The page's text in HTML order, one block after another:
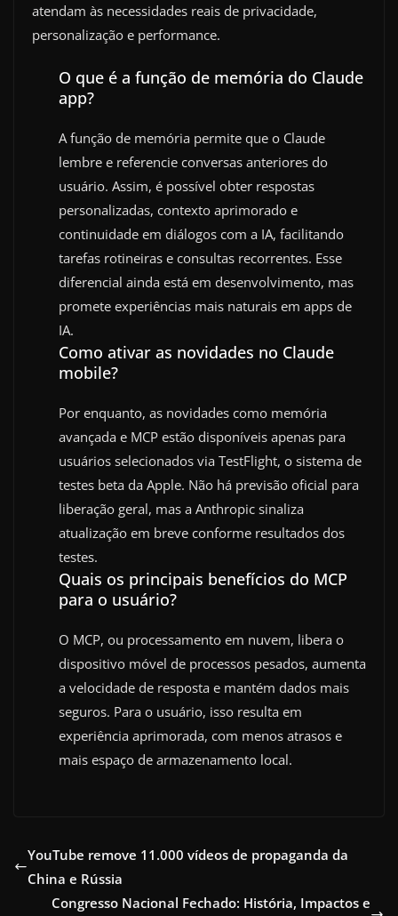
atendam às necessidades reais de privacidade,
personalização e performance.
O que é a função de memória do Claude
app?
A função de memória permite que o Claude
lembre e referencie conversas anteriores do
usuário. Assim, é possível obter respostas
personalizadas, contexto aprimorado e
continuidade em diálogos com a IA, facilitando
tarefas rotineiras e consultas recorrentes. Esse
diferencial ainda está em desenvolvimento, mas
promete experiências mais naturais em apps de
IA.
Como ativar as novidades no Claude
mobile?
Por enquanto, as novidades como memória
avançada e MCP estão disponíveis apenas para
usuários selecionados via TestFlight, o sistema de
testes beta da Apple. Não há previsão oficial para
liberação geral, mas a Anthropic sinaliza
atualização em breve conforme resultados dos
testes.
Quais os principais benefícios do MCP
para o usuário?
O MCP, ou processamento em nuvem, libera o
dispositivo móvel de processos pesados, aumenta
a velocidade de resposta e mantém dados mais
seguros. Para o usuário, isso resulta em
experiência aprimorada, com menos atrasos e
mais espaço de armazenamento local.
YouTube remove 11.000 vídeos de propaganda da
China e Rússia
Congresso Nacional Fechado: História, Impactos e